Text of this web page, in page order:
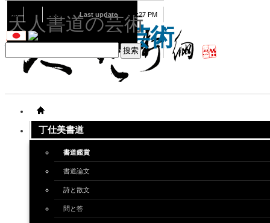
天人書道の芸術
丁仕美書道
書道鑑賞
書道論文
詩と散文
問と答
08 07 2026 Last update 08:15:27 PM
天人書道の芸術